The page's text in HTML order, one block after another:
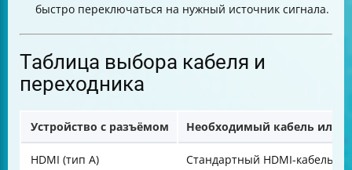
быстро переключаться на нужный источник сигнала.
Таблица выбора кабеля и
переходника
Устройство с разъёмом Необходимый кабель или
HDMI (тип A) Стандартный HDMI-кабель